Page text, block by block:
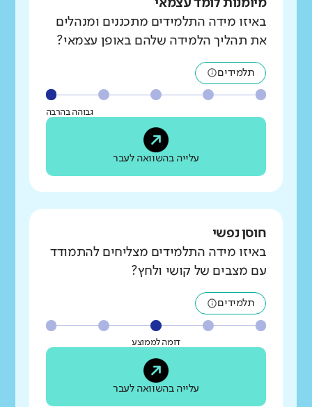
מיומנות לומד עצמאי
באיזו מידה התלמידים מתכננים ומנהלים
את תהליך הלמידה שלהם באופן עצמאי?
תלמידים
גבוהה בהרבה
עלייה בהשוואה לעבר
חוסן נפשי
באיזו מידה התלמידים מצליחים להתמודד
עם מצבים של קושי ולחץ?
תלמידים
דומה לממוצע
עלייה בהשוואה לעבר